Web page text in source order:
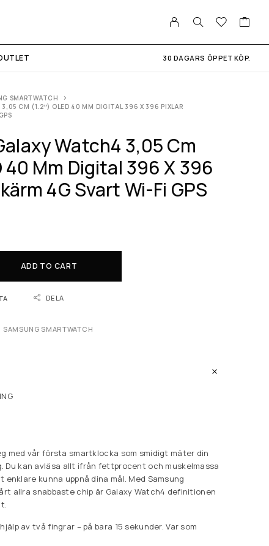
30 DAGARS ÖPPET KÖP.
SMARTWATCH
3,05 CM (1.2″) OLED 40 MM DIGITAL 396 X 396 PIXLAR
Watch4 3,05 Cm
40 Mm Digital 396 X 396
4G Svart Wi-Fi GPS
ADD TO CART
DELA
SAMSUNG SMARTWATCH
med vår första smartklocka som smidigt mäter din
Du kan avläsa allt ifrån fettprocent och muskelmassa
kunna uppnå dina mål. Med Samsung
allra snabbaste chip är Galaxy Watch4 definitionen
av två fingrar – på bara 15 sekunder. Var som